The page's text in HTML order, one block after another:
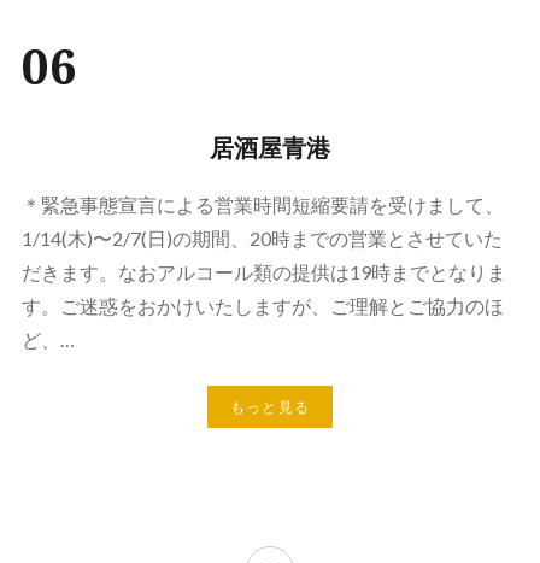
06
居酒屋青港
＊緊急事態宣言による営業時間短縮要請を受けまして、
1/14(木)〜2/7(日)の期間、20時までの営業とさせていた
だきます。なおアルコール類の提供は19時までとなりま
す。ご迷惑をおかけいたしますが、ご理解とご協力のほ
ど、…
もっと見る